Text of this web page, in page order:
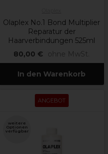
Olaplex No.1 Bond Multiplier
Reparatur der
Haarverbindungen 525ml
80,00 €
ohne MwSt.
In den Warenkorb
ANGEBOT
weitere
Optionen
verfügbar